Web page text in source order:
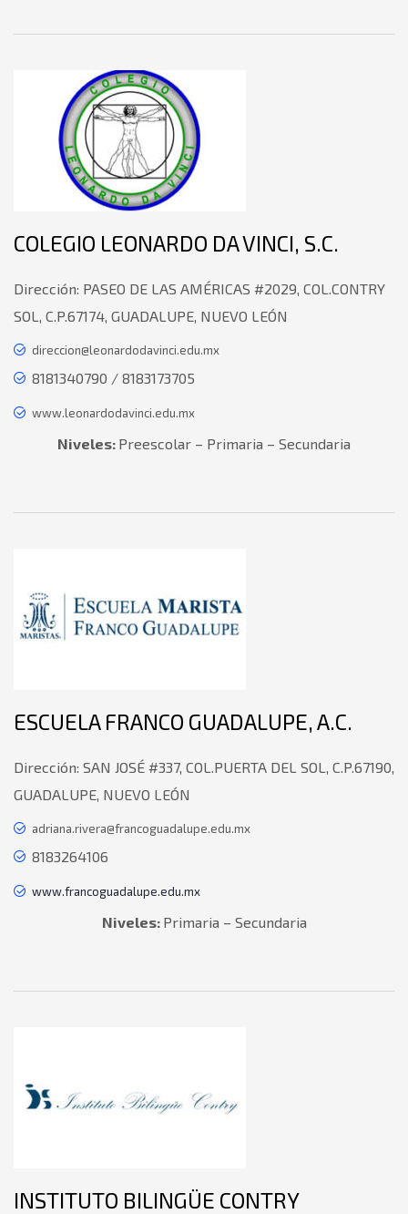
COLEGIO LEONARDO DA VINCI, S.C.
Dirección: PASEO DE LAS AMÉRICAS #2029, COL.CONTRY
SOL, C.P.67174, GUADALUPE, NUEVO LEÓN
direccion@leonardodavinci.edu.mx
8181340790 / 8183173705
www.leonardodavinci.edu.mx
Niveles: Preescolar – Primaria – Secundaria
ESCUELA FRANCO GUADALUPE, A.C.
Dirección: SAN JOSÉ #337, COL.PUERTA DEL SOL, C.P.67190,
GUADALUPE, NUEVO LEÓN
adriana.rivera@francoguadalupe.edu.mx
8183264106
www.francoguadalupe.edu.mx
Niveles: Primaria – Secundaria
INSTITUTO BILINGÜE CONTRY